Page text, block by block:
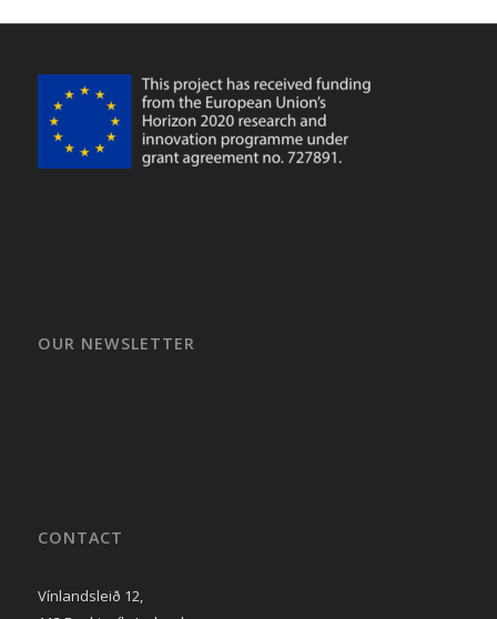
OUR NEWSLETTER
CONTACT
Vínlandsleið 12,